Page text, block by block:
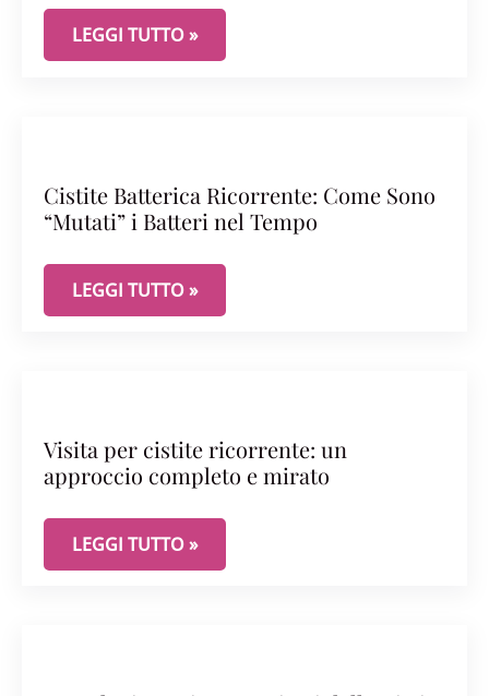
CISTITE POST-COITALE, BIOFILM BATTERICO E
LEGGI TUTTO »
Cistite Batterica Ricorrente: Come Sono
“Mutati” i Batteri nel Tempo
CISTITE BATTERICA RICORRENTE: COME SONO
LEGGI TUTTO »
Visita per cistite ricorrente: un
approccio completo e mirato
VISITA PER CISTITE RICORRENTE: UN APPROCCIO
LEGGI TUTTO »